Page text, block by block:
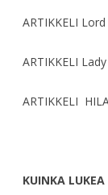
ARTIKKELI
ARTIKKELI
ARTIKKELI
KUINKA